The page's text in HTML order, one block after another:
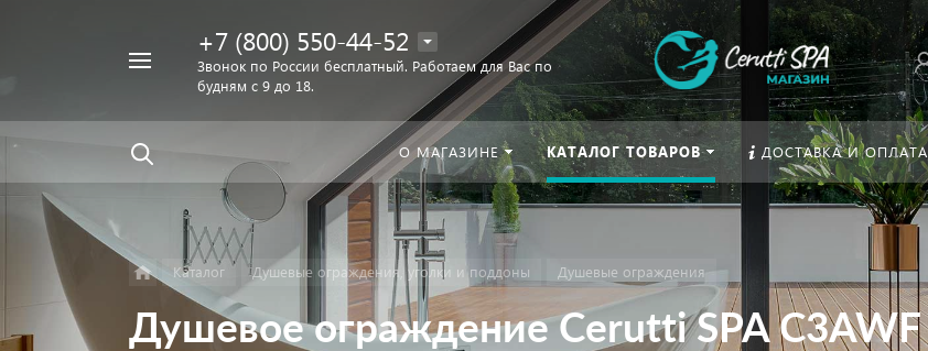
+7 (800) 550-44-52
Звонок по России бесплатный. Работаем для Вас по
будням с 9 до 18.
О МАГАЗИНЕ КАТАЛОГ ТОВАРОВ ДОСТАВКА И ОПЛАТА
Каталог Душевые ограждения, уголки и поддоны Душевые ограждения
Душевое ограждение Cerutti SPA C3AWF